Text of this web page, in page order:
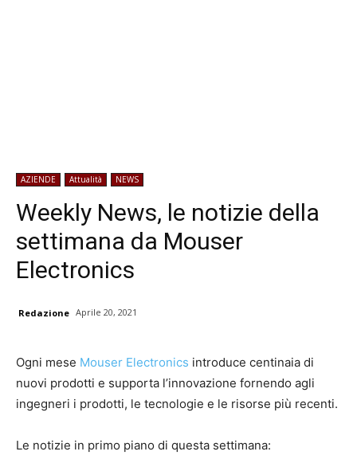
AZIENDE Attualità NEWS
Weekly News, le notizie della
settimana da Mouser
Electronics
Redazione Aprile 20, 2021
Ogni mese Mouser Electronics introduce centinaia di
nuovi prodotti e supporta l’innovazione fornendo agli
ingegneri i prodotti, le tecnologie e le risorse più recenti.
Le notizie in primo piano di questa settimana: